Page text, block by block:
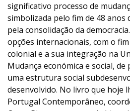
significativo processo de
simbolizada pelo fim de 48 anos
pela consolidação da
opções internacionais, com o
colonial e a sua integração na
Mudança económica e social, de
uma estrutura social
desenvolvido. No livro que hoje
Portugal Contemporâneo,